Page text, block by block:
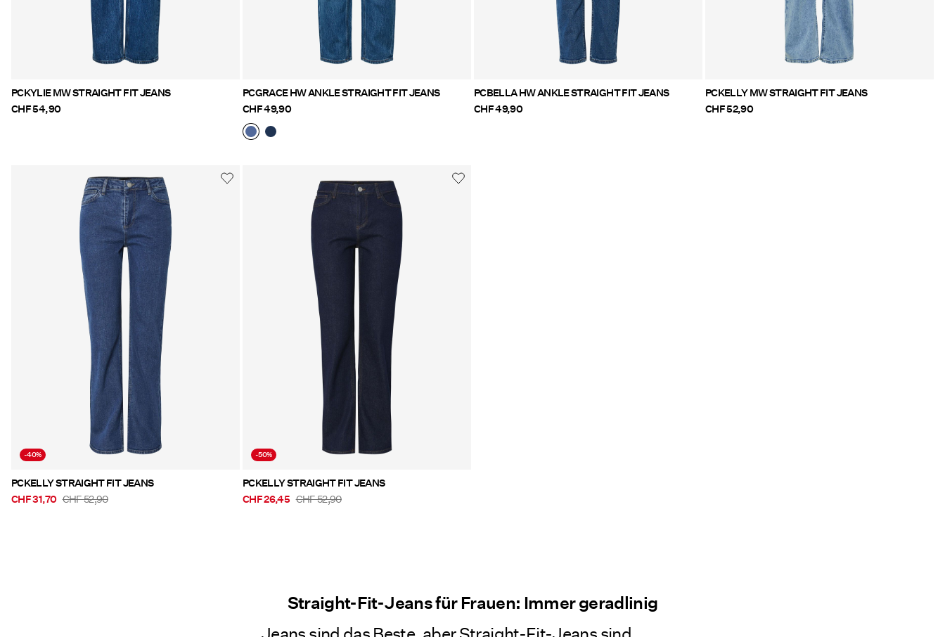
PCKYLIE MW STRAIGHT FIT JEANS
CHF 54,90
PCGRACE HW ANKLE STRAIGHT FIT JEANS
CHF 49,90
PCBELLA HW ANKLE STRAIGHT FIT JEANS
CHF 49,90
PCKELLY MW STRAIGHT FIT JEANS
CHF 52,90
-40%
PCKELLY STRAIGHT FIT JEANS
CHF 31,70 CHF 52,90
-50%
PCKELLY STRAIGHT FIT JEANS
CHF 26,45 CHF 52,90
Straight-Fit-Jeans für Frauen: Immer geradlinig